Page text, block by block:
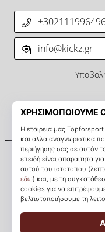
Σχετικά μ' εμάς
Εξυπηρέτηση
info@kickz.gr